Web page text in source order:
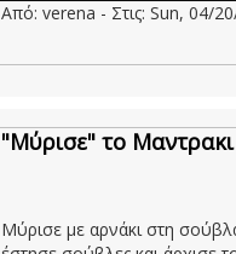
Από: verena - Στις: Sun, 04/
"Μύρισε" το
Μύρισε με αρνάκι στη